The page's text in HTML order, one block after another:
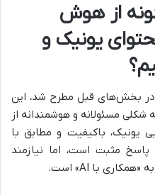
از هوش
یونیک و
در بخش‌های قبل مطرح شد، این
مسئولانه و هوشمندانه از
یونیک، باکیفیت و مطابق با
پاسخ مثبت است، اما نیازمند